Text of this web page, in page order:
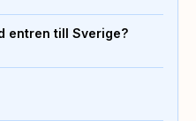
entren till Sverige?